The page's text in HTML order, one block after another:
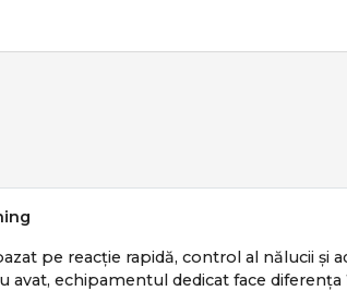
pe reacție rapidă, control al nălucii
avat, echipamentul dedicat face